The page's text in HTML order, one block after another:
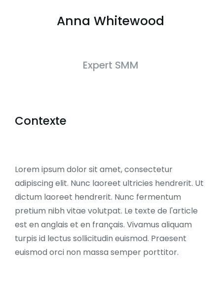
Anna Whitewood
Expert SMM
Contexte
Lorem ipsum dolor sit amet, consectetur
adipiscing elit. Nunc laoreet ultricies hendrerit. Ut
dictum laoreet hendrerit. Nunc fermentum
pretium nibh vitae volutpat. Le texte de l'article
est en anglais et en français. Vivamus aliquam
turpis id lectus sollicitudin euismod. Praesent
euismod orci non massa semper porttitor.